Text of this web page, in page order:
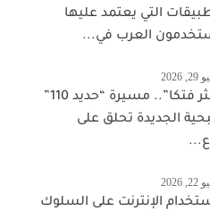
التي يعتمد عليها
العرب في...
“الأكثر فتكا”.. مسيرة “حديد 110”
الجديدة تحلق على
الإنترنت على السلوك